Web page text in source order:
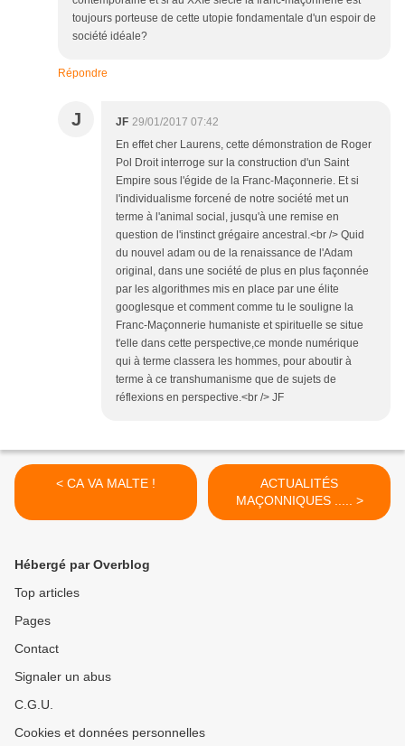
toujours porteuse de cette utopie fondamentale d'un espoir de
société idéale?
Répondre
J JF 29/01/2017 07:42
En effet cher Laurens, cette démonstration de Roger
Pol Droit interroge sur la construction d'un Saint
Empire sous l'égide de la Franc-Maçonnerie. Et si
l'individualisme forcené de notre société met un
terme à l'animal social, jusqu'à une remise en
question de l'instinct grégaire ancestral.<br /> Quid
du nouvel adam ou de la renaissance de l'Adam
original, dans une société de plus en plus façonnée
par les algorithmes mis en place par une élite
googlesque et comment comme tu le souligne la
Franc-Maçonnerie humaniste et spirituelle se situe
t'elle dans cette perspective,ce monde numérique
qui à terme classera les hommes, pour aboutir à
terme à ce transhumanisme que de sujets de
réflexions en perspective.<br /> JF
< CA VA MALTE !
ACTUALITÉS
MAÇONNIQUES ..... >
Hébergé par Overblog
Top articles
Pages
Contact
Signaler un abus
C.G.U.
Cookies et données personnelles